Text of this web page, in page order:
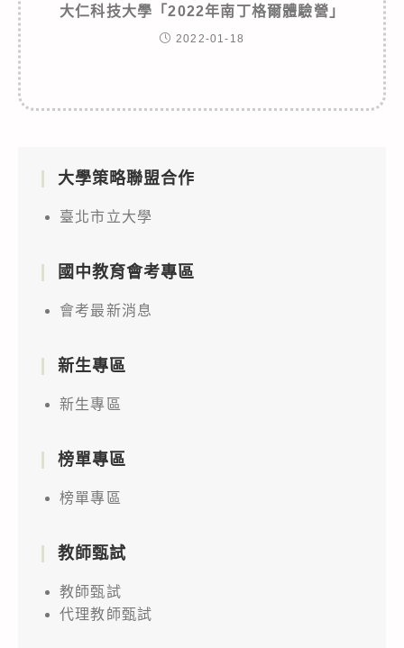
大仁科技大學「2022年南丁格爾體驗營」
2022-01-18
大學策略聯盟合作
臺北市立大學
國中教育會考專區
會考最新消息
新生專區
新生專區
榜單專區
榜單專區
教師甄試
教師甄試
代理教師甄試